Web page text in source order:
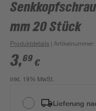
mm 20 Stück
Produktdetails | Artikelnummer:
3,69 €
inkl. 19% MwSt.
Lieferung